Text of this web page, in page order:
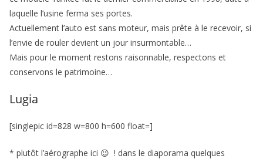
laquelle l’usine ferma ses portes.
Actuellement l’auto est sans moteur, mais prête à le recevoir, si
l’envie de rouler devient un jour insurmontable…
Mais pour le moment restons raisonnable, respectons et
conservons le patrimoine…
Lugia
[singlepic id=828 w=800 h=600 float=]
* plutôt l’aérographe ici 😉 ! dans le diaporama quelques